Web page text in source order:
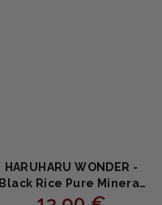
HARUHARU WONDER -
Black Rice Pure Mineral
Relief Daily Sunscreen -